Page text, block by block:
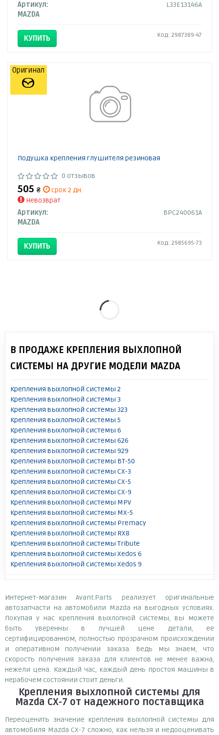
Артикул:
L33E13146A
MAZDA
КУПИТЬ Код: 2987389-47
Подушка крепления глушителя резиновая
0 отзывов
505 ₴
срок 2 дн.
Невозврат
Артикул:
BPC240061A
MAZDA
КУПИТЬ Код: 2985695-73
Оригинал
В ПРОДАЖЕ КРЕПЛЕНИЯ ВЫХЛОПНОЙ
СИСТЕМЫ НА ДРУГИЕ МОДЕЛИ MAZDA
Крепления выхлопной системы 2
Крепления выхлопной системы 3
Крепления выхлопной системы 323
Крепления выхлопной системы 5
Крепления выхлопной системы 6
Крепления выхлопной системы 626
Крепления выхлопной системы 929
Крепления выхлопной системы BT-50
Крепления выхлопной системы CX-3
Крепления выхлопной системы CX-5
Крепления выхлопной системы CX-9
Крепления выхлопной системы MPV
Крепления выхлопной системы MX-5
Крепления выхлопной системы Premacy
Крепления выхлопной системы RX8
Крепления выхлопной системы Tribute
Крепления выхлопной системы Xedos 6
Крепления выхлопной системы Xedos 9
Интернет-магазин Avant.Parts реализует оригинальные
автозапчасти на автомобили Mazda на выгодных условиях.
Покупая у нас крепления выхлопной системы, вы можете
быть уверенны в лучшей цене детали, ее
сертифицированном, полностью прозрачном происхождении
и оперативном получении заказа. Ведь мы знаем, что
скорость получения заказа для клиентов не менее важна,
нежели цена. Каждый час, каждый день простоя машины в
нерабочем состоянии стоит деньги.
Крепления выхлопной системы для
Mazda CX-7 от надежного поставщика
Переоценить значение крепления выхлопной системы для
автомобиля Mazda CX-7 сложно, как нельзя и недооценивать